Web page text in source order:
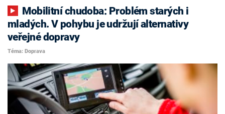
mladých. V pohybu je udržují alternativy
veřejné dopravy
Téma: Doprava